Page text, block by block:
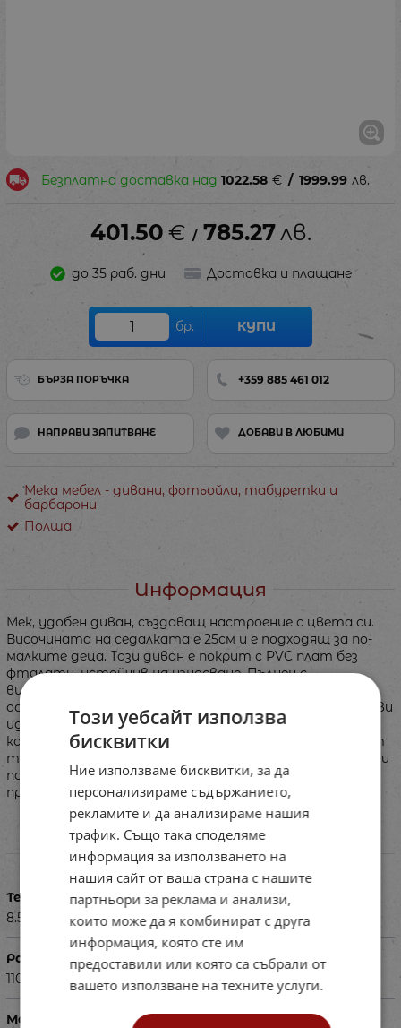
Безплатна доставка над 1022.58 € / 1999.99 лв.
401.50 € / 785.27 лв.
до 35 раб. дни Доставка и плащане
бр. КУПИ
БЪРЗА ПОРЪЧКА +359 885 461 012
НАПРАВИ ЗАПИТВАНЕ ДОБАВИ В ЛЮБИМИ
Мека мебел - дивани, фотьойли, табуретки и
барбарони
Полша
Информация
Мек, удобен диван, създаващ настроение с цвета си.
Височината на седалката е 25см и е подходящ за по-
малките деца. Този диван е покрит с PVC плат без
фталати, устойчив на износване. Пълнен с
високоеластична полиуретанова пяна, диванът
осигурява адекватна опора и комфорт, което го прави
идеалното място за релакс. Стабилната му
конструкция и неплъзгащото се дъно, изработено от
текстуриран PVC плат, повишават безопасността и
позволяват лесно движение и регулиране на
пространството.
Характеристики
Тегло в кг
8.500
Размери в см
110х110х45
Материал
Този уебсайт използва
бисквитки
Ние използваме бисквитки, за да
персонализираме съдържанието,
рекламите и да анализираме нашия
трафик. Също така споделяме
информация за използването на
нашия сайт от ваша страна с нашите
партньори за реклама и анализи,
които може да я комбинират с друга
информация, която сте им
предоставили или която са събрали от
вашето използване на техните услуги.